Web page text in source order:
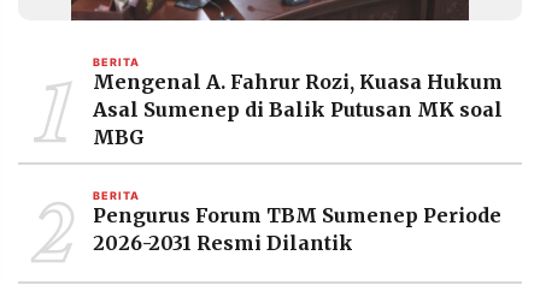
1 BERITA
Mengenal A. Fahrur Rozi, Kuasa Hukum
Asal Sumenep di Balik Putusan MK soal
MBG
2 BERITA
Pengurus Forum TBM Sumenep Periode
2026-2031 Resmi Dilantik